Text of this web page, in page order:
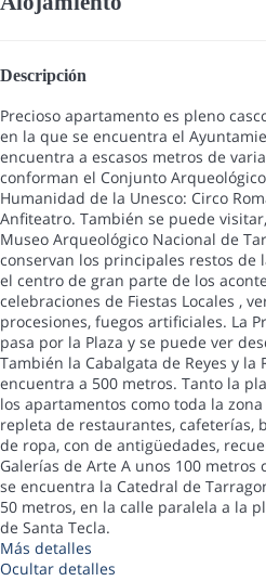
Descripción
Precioso apartamento es pleno
en la que se encuentra el
encuentra a escasos metros de
conforman el Conjunto
Humanidad de la Unesco: Circo
Anfiteatro. También se puede
Museo Arqueológico Nacional de
conservan los principales restos de
el centro de gran parte de los
celebraciones de Fiestas Locales ,
procesiones, fuegos artificiales. La
pasa por la Plaza y se puede ver
También la Cabalgata de Reyes y la
encuentra a 500 metros. Tanto la
los apartamentos como toda la
repleta de restaurantes, cafeterías,
de ropa, con de antigüedades,
Galerías de Arte A unos 100
se encuentra la Catedral de
50 metros, en la calle paralela a la
de Santa Tecla.
Más detalles
Ocultar detalles